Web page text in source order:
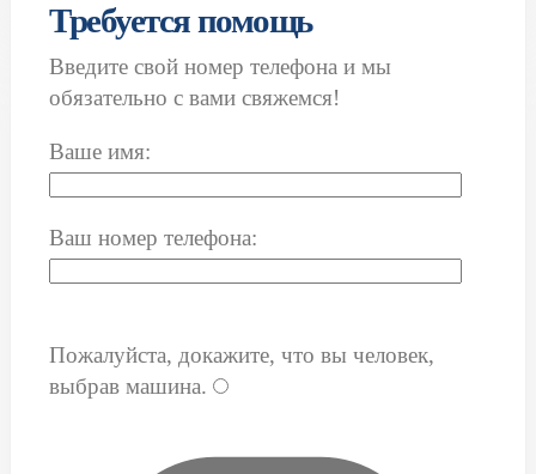
Требуется помощь
Введите свой номер телефона и мы
обязательно с вами свяжемся!
Ваше имя:
Ваш номер телефона:
Пожалуйста, докажите, что вы человек,
выбрав машина.